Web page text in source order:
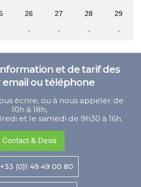
26 27 28 29
et de tarif des
email ou téléphone
écrire, ou à nous appeler de
10h à 18h,
et le samedi de 9h30 à 16h.
Contact & Devis
+33 (0)1 49 49 00 80